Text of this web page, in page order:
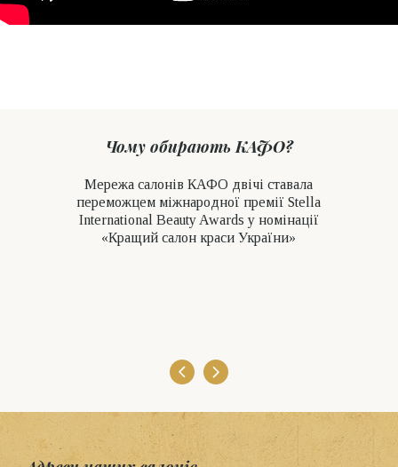
Чому обирають КАФО?
Мережа салонів КАФО двічі ставала
переможцем міжнародної премії Stella
International Beauty Awards у номінації
«Кращий салон краси України»